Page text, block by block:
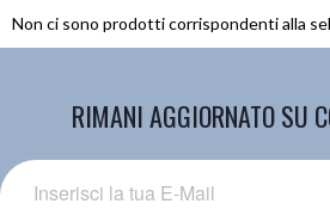
Non ci sono prodotti corrispondenti alla
RIMANI AGGIORNATO SU